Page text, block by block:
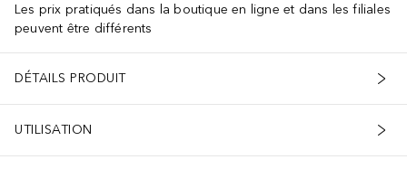
Les prix pratiqués dans la boutique en ligne et dans les filiales
peuvent être différents
DÉTAILS PRODUIT
UTILISATION